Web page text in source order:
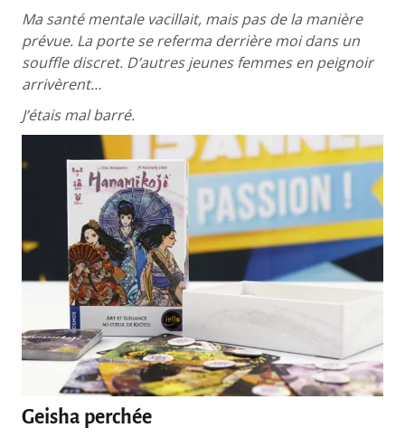
Ma santé mentale vacillait, mais pas de la manière
prévue. La porte se referma derrière moi dans un
souffle discret. D’autres jeunes femmes en peignoir
arrivèrent…
J’étais mal barré.
Geisha perchée